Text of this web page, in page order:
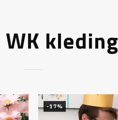
kleding
-17%